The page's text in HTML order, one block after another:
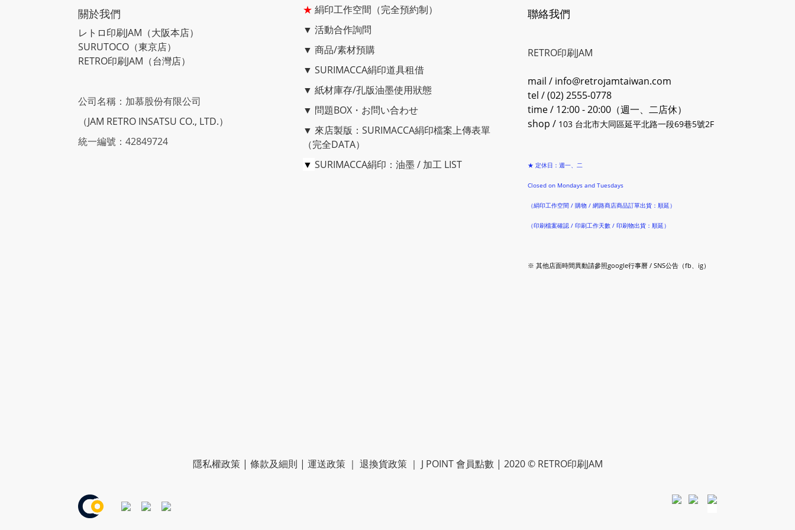
關於我們
レトロ印刷JAM （大阪本店）
SURUTOCO （東京店）
RETRO印刷JAM （台灣店）
公司名稱：加慕股份有限公司
（JAM RETRO INSATSU CO., LTD.）
統一編號：42849724
★ 絹印工作空間（完全預約制）
▼ 活動合作詢問
▼ 商品/素材預購
▼ SURIMACCA絹印道具租借
▼ 紙材庫存/孔版油墨使用狀態
▼ 問題BOX・お問い合わせ
▼ 來店製版：SURIMACCA絹印檔案上傳表單
（完全DATA）
▼ SURIMACCA絹印：油墨 / 加工 LIST
聯絡我們
RETRO印刷JAM
mail / info@retrojamtaiwan.com
tel / (02) 2555-0778
time / 12:00 - 20:00（週一、二店休）
shop / 103 台北市大同區延平北路一段69巷5號2F
★ 定休日：週一、二
Closed on Mondays and Tuesdays
（絹印工作空間 / 購物 / 網路商店商品訂單出貨：順延）
（印刷檔案確認 / 印刷工作天數 / 印刷物出貨：順延）
※ 其他店面時間異動請參照google行事曆 / SNS公告（fb、ig）
隱私權政策| 條款及細則 | 運送政策｜ 退換貨政策｜ J POINT 會員點數 | 2020 © RETRO印刷JAM